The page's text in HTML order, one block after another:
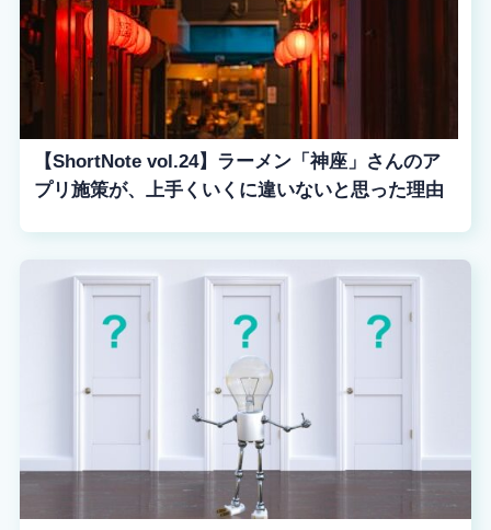
【ShortNote vol.24】ラーメン「神座」さんのア
プリ施策が、上手くいくに違いないと思った理由